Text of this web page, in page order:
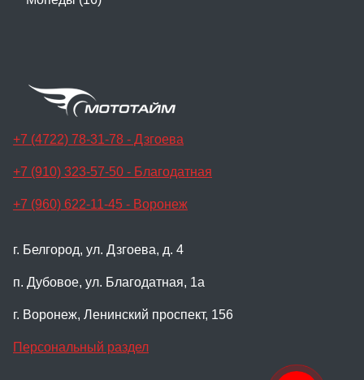
+7 (4722) 78-31-78 - Дзгоева
+7 (910) 323-57-50 - Благодатная
+7 (960) 622-11-45 - Воронеж
г. Белгород, ул. Дзгоева, д. 4
п. Дубовое, ул. Благодатная, 1а
г. Воронеж, Ленинский проспект, 156
Персональный раздел